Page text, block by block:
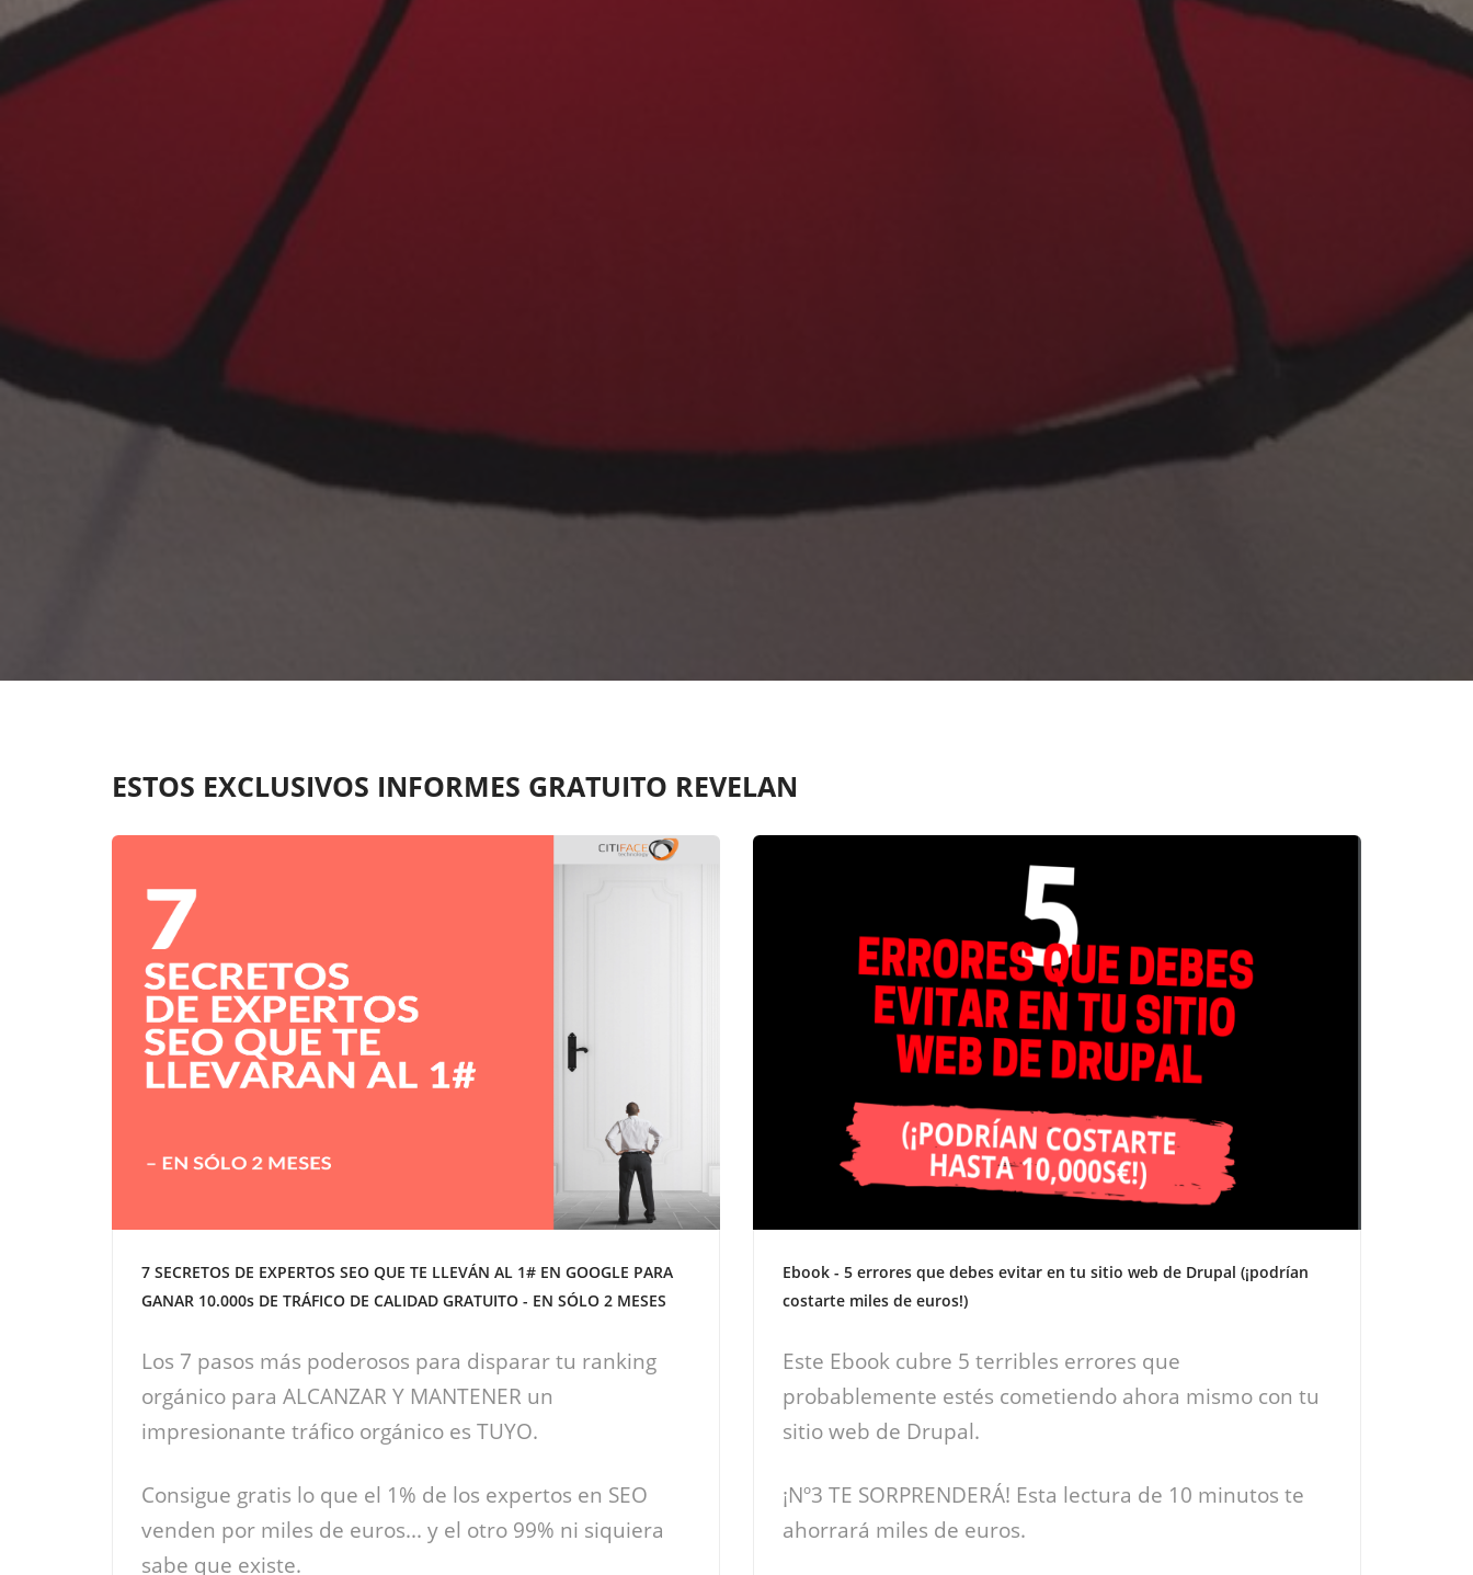
ESTOS EXCLUSIVOS INFORMES GRATUITO REVELAN
7 SECRETOS DE EXPERTOS SEO QUE TE LLEVÁN AL 1# EN GOOGLE PARA
GANAR 10.000s DE TRÁFICO DE CALIDAD GRATUITO - EN SÓLO 2 MESES
Los 7 pasos más poderosos para disparar tu ranking
orgánico para ALCANZAR Y MANTENER un
impresionante tráfico orgánico es TUYO.
Consigue gratis lo que el 1% de los expertos en SEO
venden por miles de euros... y el otro 99% ni siquiera
sabe que existe.
Ebook - 5 errores que debes evitar en tu sitio web de Drupal (¡podrían
costarte miles de euros!)
Este Ebook cubre 5 terribles errores que
probablemente estés cometiendo ahora mismo con tu
sitio web de Drupal.
¡Nº3 TE SORPRENDERÁ! Esta lectura de 10 minutos te
ahorrará miles de euros.